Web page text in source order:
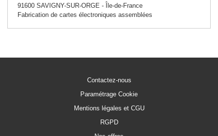
91600 SAVIGNY-SUR-ORGE - Île-de-France
Fabrication de cartes électroniques assemblées
Contactez-nous
Paramétrage Cookie
Mentions légales et CGU
RGPD